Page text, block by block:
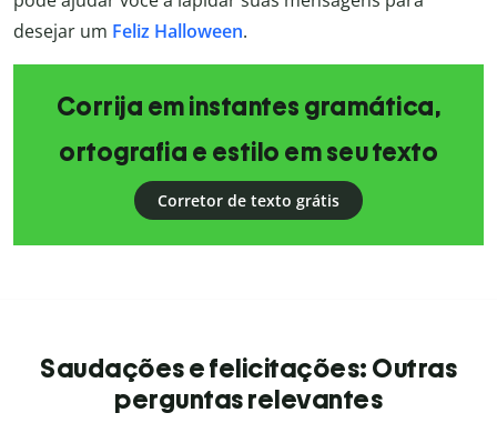
desejar um Feliz Halloween.
Corrija em instantes gramática,
ortografia e estilo em seu texto
Corretor de texto grátis
Saudações e felicitações: Outras
perguntas relevantes